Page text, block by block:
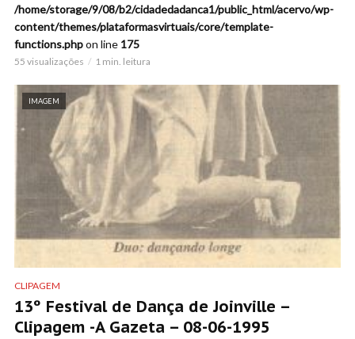
/home/storage/9/08/b2/cidadedadanca1/public_html/acervo/wp-
content/themes/plataformasvirtuais/core/template-
functions.phpon line 175
55 visualizações 1 min. leitura
IMAGEM
CLIPAGEM
13º Festival de Dança de Joinville –
Clipagem -A Gazeta – 08-06-1995